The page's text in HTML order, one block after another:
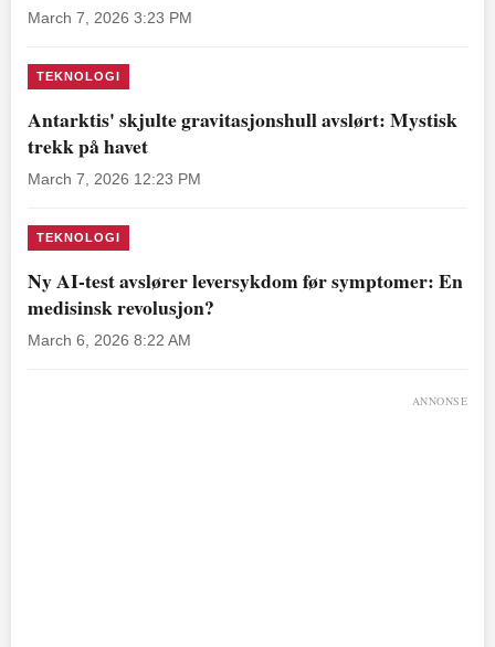
March 7, 2026 3:23 PM
TEKNOLOGI
Antarktis' skjulte gravitasjonshull avslørt: Mystisk
trekk på havet
March 7, 2026 12:23 PM
TEKNOLOGI
Ny AI-test avslører leversykdom før symptomer: En
medisinsk revolusjon?
March 6, 2026 8:22 AM
ANNONSE